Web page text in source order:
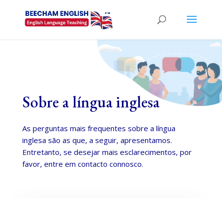
Sobre a língua inglesa
As perguntas mais frequentes sobre a língua
inglesa são as que, a seguir, apresentamos.
Entretanto, se desejar mais esclarecimentos, por
favor, entre em contacto connosco.